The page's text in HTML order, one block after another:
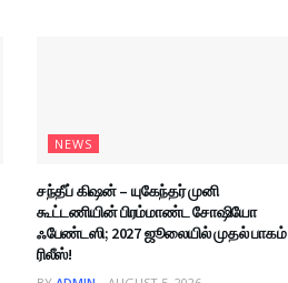
NEWS
சந்தீப் கிஷன் – யுகேந்தர் முனி
கூட்டணியின் பிரம்மாண்ட சோஷியோ
ஃபேண்டஸி; 2027 ஜூலையில் முதல் பாகம்
ரிலீஸ்!